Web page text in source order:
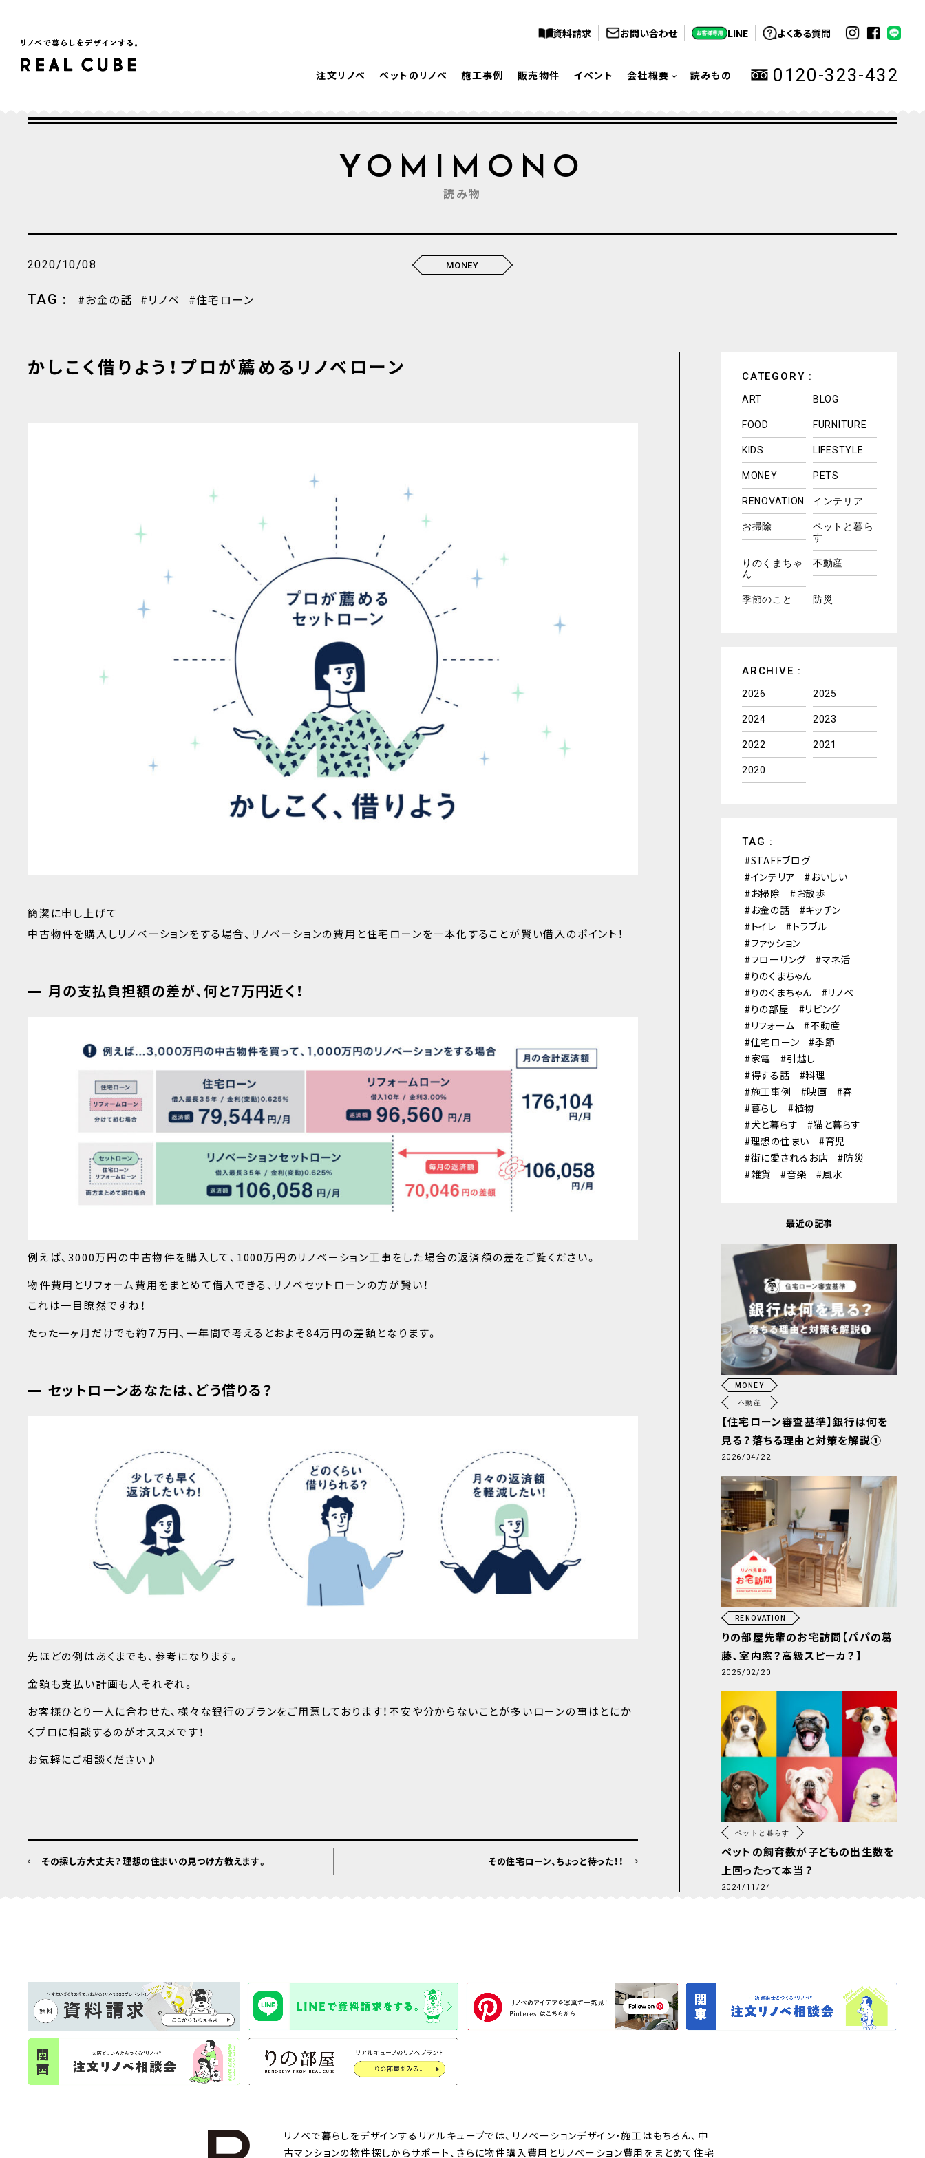
資料請求 お問い合わせ LINE よくある質問
注文リノベ ペットのリノベ 施工事例 販売物件 イベント 会社概要 読みもの 0120-323-432
YOMIMONO
読み物
2020/10/08 MONEY
TAG : お金の話 リノベ 住宅ローン
かしこく借りよう！プロが薦めるリノベローン
簡潔に申し上げて
中古物件を購入しリノベーションをする場合、リノベーションの費用と住宅ローンを一本化することが賢い借入のポイント！
月の支払負担額の差が、何と7万円近く！
例えば、3000万円の中古物件を購入して、1000万円のリノベーション工事をした場合の返済額の差をご覧ください。
物件費用とリフォーム費用をまとめて借入できる、リノベセットローンの方が賢い！
これは一目瞭然ですね！
たった一ヶ月だけでも約７万円、一年間で考えるとおよそ84万円の差額となります。
セットローンあなたは、どう借りる？
先ほどの例はあくまでも、参考になります。
金額も支払い計画も人それぞれ。
お客様ひとり一人に合わせた、様々な銀行のプランをご用意しております！不安や分からないことが多いローンの事はとにか
くプロに相談するのがオススメです！
お気軽にご相談ください♪
その探し方大丈夫？理想の住まいの見つけ方教えます。 その住宅ローン、ちょっと待った！！
CATEGORY :
ART BLOG
FOOD FURNITURE
KIDS LIFESTYLE
MONEY PETS
RENOVATION インテリア
お掃除
ペットと暮ら
す
りのくまちゃ
ん
不動産
季節のこと 防災
ARCHIVE :
2026 2025
2024 2023
2022 2021
2020
TAG :
STAFFブログ
インテリア
おいしい
お掃除
お散歩
お金の話
キッチン
トイレ
トラブル
ファッション
フローリング
マネ活
りのくまちゃん
りのくまちゃん
リノベ
りの部屋
リビング
リフォーム
不動産
住宅ローン
季節
家電
引越し
得する話
料理
施工事例
映画
春
暮らし
植物
犬と暮らす
猫と暮らす
理想の住まい
育児
街に愛されるお店
防災
雑貨
音楽 風水
最近の記事
MONEY
不動産
【住宅ローン審査基準】銀行は何を
見る？落ちる理由と対策を解説①
2026/04/22
RENOVATION
りの部屋先輩のお宅訪問【パパの葛
藤、室内窓？高級スピーカ？】
2025/02/20
ペットと暮らす
ペットの飼育数が子どもの出生数を
上回ったって本当？
2024/11/24
リノベで暮らしをデザインするリアルキューブでは、リノベーションデザイン・施工はもちろん、中
古マンションの物件探しからサポート、さらに物件購入費用とリノベーション費用をまとめて住宅